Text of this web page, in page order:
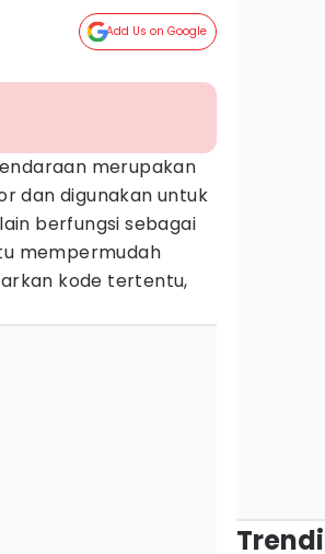
Add Us on Google
merupakan
dan digunakan untuk
berfungsi sebagai
mempermudah
kode tertentu,